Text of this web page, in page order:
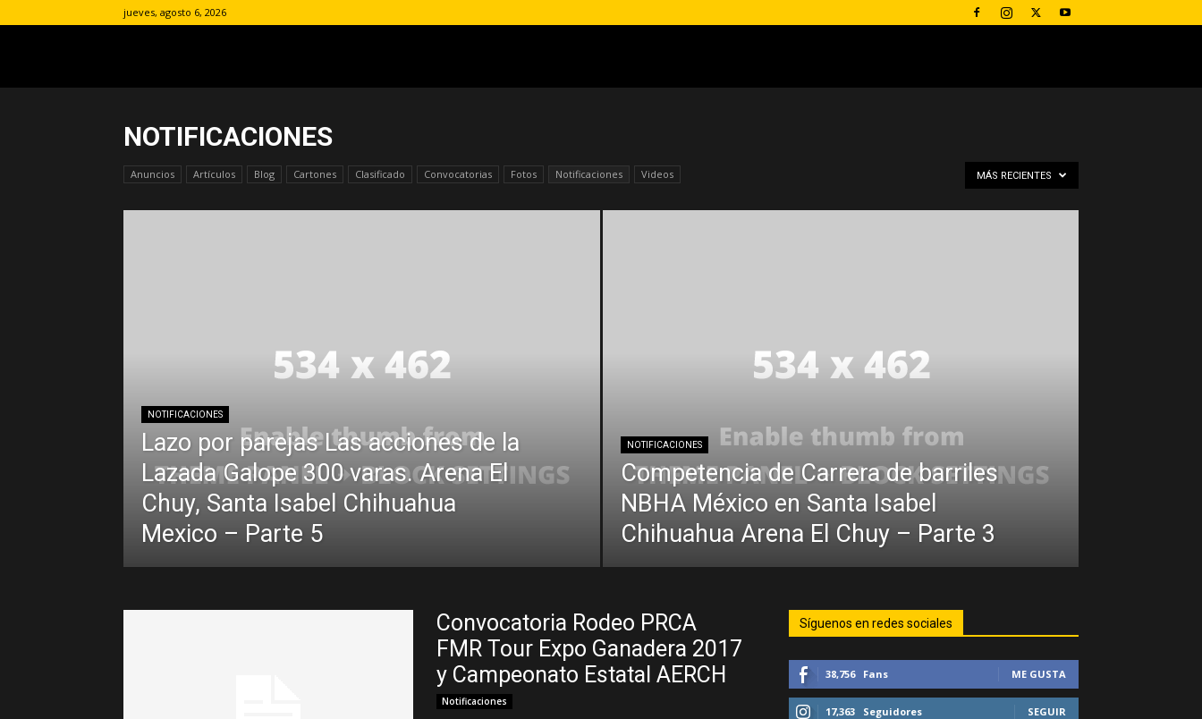
jueves, agosto 6, 2026
NOTIFICACIONES
Anuncios Artículos Blog Cartones Clasificado Convocatorias Fotos Notificaciones Videos MÁS RECIENTES
NOTIFICACIONES
Lazo por parejas Las acciones de la
Lazada Galope 300 varas. Arena El
Chuy, Santa Isabel Chihuahua
Mexico – Parte 5
NOTIFICACIONES
Competencia de Carrera de barriles
NBHA México en Santa Isabel
Chihuahua Arena El Chuy – Parte 3
Convocatoria Rodeo PRCA
FMR Tour Expo Ganadera 2017
y Campeonato Estatal AERCH
Notificaciones
Síguenos en redes sociales
38,756 Fans ME GUSTA
17,363 Seguidores SEGUIR